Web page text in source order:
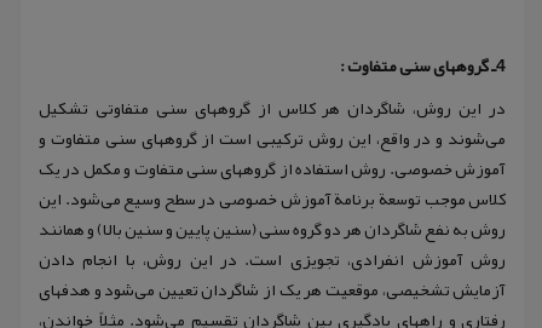
4ـ گروههای سنی متفاوت :
در این روش، شاگردان هر کلاس از گروههای سنی متفاوتی تشکیل
می‌شوند و در واقع، این روش ترکیبی است از گروههای سنی متفاوت و
آموزش خصوصی. روش استفاده از گروههای سنی متفاوت و مکمل در یک
کلاس موجب توسعة برنامة آموزش خصوصی در سطح وسیع می‌شود. این
روش به نفع شاگردان هر دو گروه سنی (سنین پایین و سنین بالا) و همانند
روش آموزش انفرادی، تجویزی است. در این روش، با انجام دادن
آزمایش تشخیصی، موقعیت هر یک از شاگردان تعیین می‌شود و هدفهای
رفتاری و راههای یادگیری بین شاگردان تقسیم می‌شود. مثلاً خواندن،